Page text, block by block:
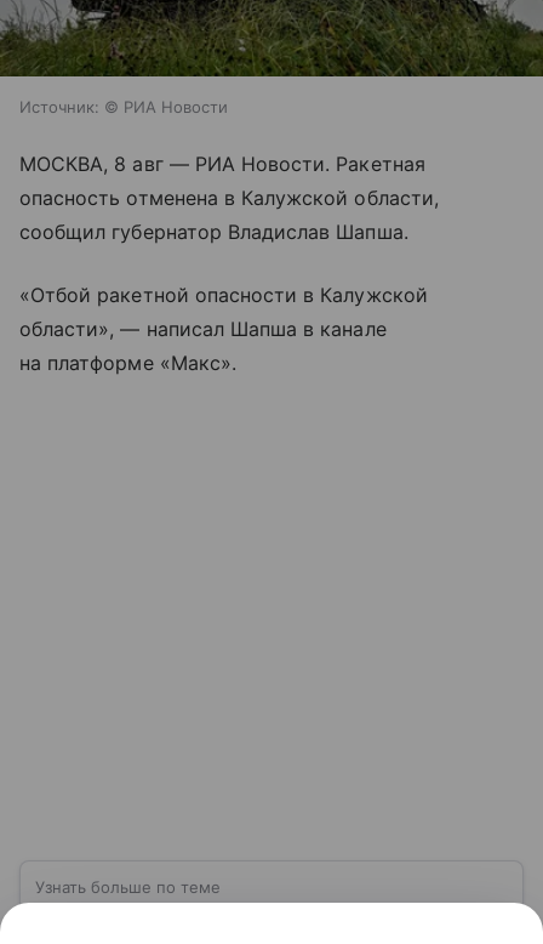
Источник: © РИА Новости
МОСКВА, 8 авг — РИА Новости. Ракетная
опасность отменена в Калужской области,
сообщил губернатор Владислав Шапша.
«Отбой ракетной опасности в Калужской
области», — написал Шапша в канале
на платформе «Макс».
Узнать больше по теме